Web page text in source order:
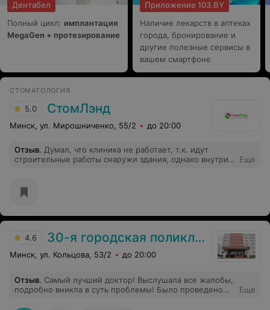
Дентабел
Полный цикл: имплантация
MegaGen + протезирование
Приложение 103.BY
Наличие лекарств в аптеках
города, бронирование и
другие полезные сервисы в
вашем смартфоне
СТОМАТОЛОГИЯ
5.0 СтомЛэнд
Минск, ул. Мирошниченко, 55/2 до 20:00
Отзыв. Думал, что клиника не работает, т.к. идут
строительные работы снаружи здания, однако внутри
обслуживания, так и общей атмосферой. Буду
рекомендовать своим знакомым.
Еще
4.6 30-я городская поликлиника
Минск, ул. Кольцова, 53/2 до 20:00
Отзыв. Самый лучший доктор! Выслушала все жалобы,
подробно вникла в суть проблемы! Было проведено
Еще